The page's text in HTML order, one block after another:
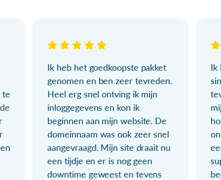
te
Ik heb het goedkoopste pakket
genomen en ben zeer tevreden.
Heel erg snel ontving ik mijn
inloggegevens en kon ik
beginnen aan mijn website. De
domeinnaam was ook zeer snel
aangevraagd. Mijn site draait nu
een tijdje en er is nog geen
downtime geweest en tevens
Ik